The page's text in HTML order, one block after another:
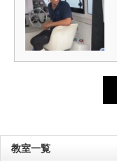
教室一覧